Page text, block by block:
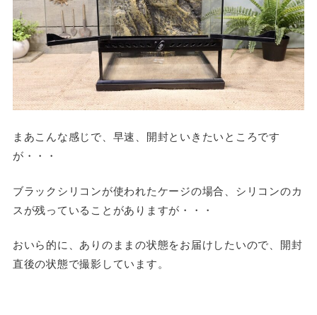
まあこんな感じで、早速、開封といきたいところです
が・・・
ブラックシリコンが使われたケージの場合、シリコンのカ
スが残っていることがありますが・・・
おいら的に、ありのままの状態をお届けしたいので、開封
直後の状態で撮影しています。